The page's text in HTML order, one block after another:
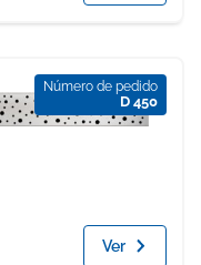
Número de pedido
D 450
Ver